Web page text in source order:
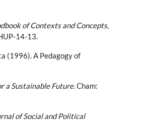
of Contexts and Concepts,
14-13.
(1996). A Pedagogy of
a Sustainable Future. Cham:
of Social and Political